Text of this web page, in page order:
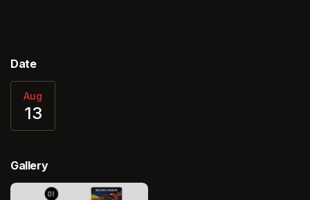
Date
Aug
13
Gallery